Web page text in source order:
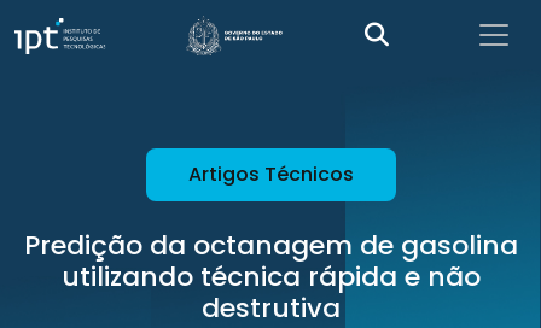
Artigos Técnicos
Predição da octanagem de gasolina
utilizando técnica rápida e não
destrutiva